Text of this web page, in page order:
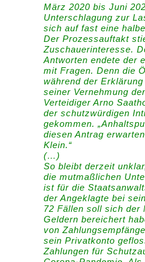
März 2020 bis Juni
Unterschlagung zur
sich auf fast eine
Der Prozessauftakt
Zuschauerinteresse.
Antworten endete der
mit Fragen. Denn die
während der
seiner Vernehmung
Verteidiger Arno
der schutzwürdigen
gekommen.
diesen Antrag
Klein.“
(…)
So bleibt derzeit
die mutmaßlichen
ist für die
der Angeklagte bei
72 Fällen soll sich der
Geldern bereichert
von
sein Privatkonto
Zahlungen für